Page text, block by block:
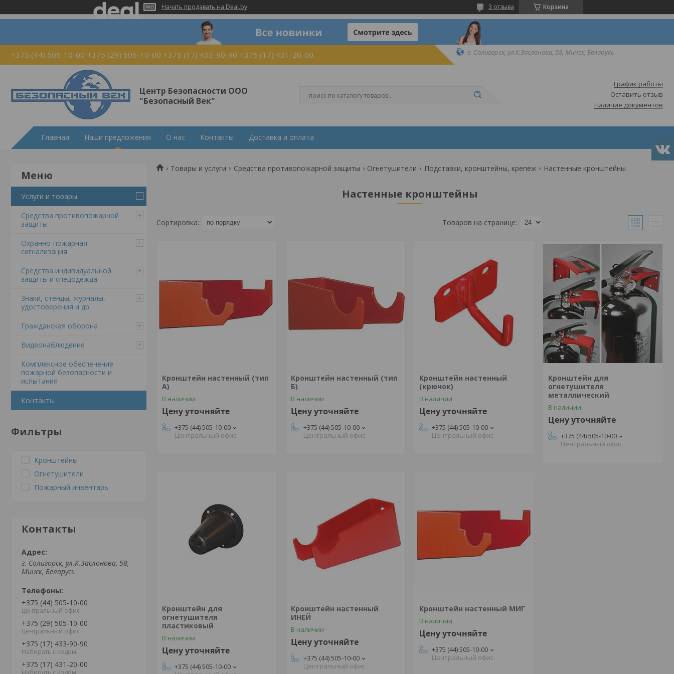
Начать продавать на Deal.by Корзина
3 отзыва
+375 (44) 505-10-00 +375 (29) 505-10-00 +375 (17) 433-90-90 +375 (17) 431-20-00 г. Солигорск, ул.К.Заслонова, 58, Минск, Беларусь
Центр Безопасности ООО
"Безопасный Век"
График работы
Оставить отзыв
Наличие документов
Главная Наши предложения О нас Контакты Доставка и оплата
Услуги и товары
Средства противопожарной
защиты
Охранно-пожарная
сигнализация
Средства индивидуальной
защиты и спецодежда
Знаки, стенды, журналы,
удостоверения и др.
Гражданская оборона
Видеонаблюдение
Комплексное обеспечение
пожарной безопасности и
испытания
Контакты
Фильтры
Кронштейны
Огнетушители
Пожарный инвентарь
Контакты
г. Солигорск, ул.К.Заслонова, 58,
Минск, Беларусь
+375 (44) 505-10-00
Центральный офис
+375 (29) 505-10-00
Центральный офис
+375 (17) 433-90-90
Набирать с кодом
+375 (17) 431-20-00
Набирать с кодом
Товары и услуги Средства противопожарной защиты Огнетушители Подставки, кронштейны, крепеж Настенные кронштейны
Настенные кронштейны
Кронштейн настенный (тип
А)
В наличии
Цену уточняйте
+375 (44) 505-10-00
Центральный офис
Кронштейн настенный (тип
Б)
В наличии
Цену уточняйте
+375 (44) 505-10-00
Центральный офис
Кронштейн настенный
(крючок)
В наличии
Цену уточняйте
+375 (44) 505-10-00
Центральный офис
Кронштейн для
огнетушителя
металлический
В наличии
Цену уточняйте
+375 (44) 505-10-00
Центральный офис
Кронштейн для
огнетушителя
пластиковый
В наличии
Цену уточняйте
+375 (44) 505-10-00
Кронштейн настенный
ИНЕЙ
В наличии
Цену уточняйте
+375 (44) 505-10-00
Центральный офис
Кронштейн настенный МИГ
В наличии
Цену уточняйте
+375 (44) 505-10-00
Центральный офис